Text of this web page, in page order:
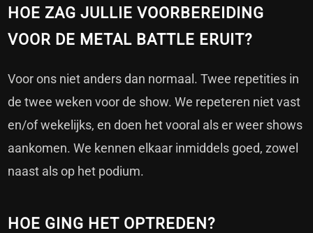
HOE ZAG JULLIE VOORBEREIDING
VOOR DE METAL BATTLE ERUIT?
Voor ons niet anders dan normaal. Twee repetities in
de twee weken voor de show. We repeteren niet vast
en/of wekelijks, en doen het vooral als er weer shows
aankomen. We kennen elkaar inmiddels goed, zowel
naast als op het podium.
HOE GING HET OPTREDEN?